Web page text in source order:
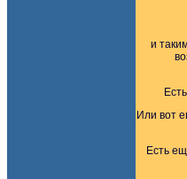
и
Или вот
Есть